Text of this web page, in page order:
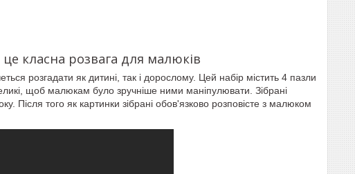
класна розвага для малюків
розгадати як дитині, так і дорослому. Цей набір містить 4 пазли
щоб малюкам було зручніше ними маніпулювати. Зібрані
Після того як картинки зібрані обов'язково розповісте з малюком